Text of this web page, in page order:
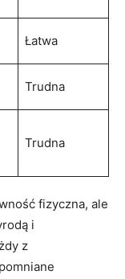
Łatwa
Trudna
Trudna
fizyczna, ale
i‌
z